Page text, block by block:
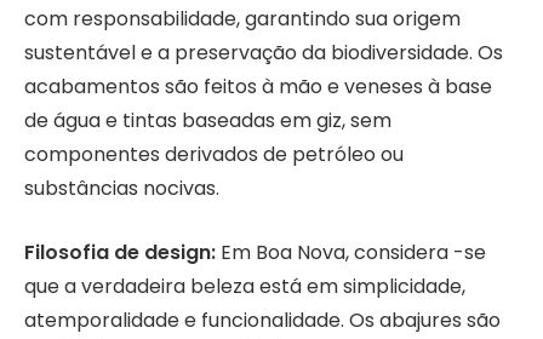
com responsabilidade, garantindo sua origem
sustentável e a preservação da biodiversidade. Os
acabamentos são feitos à mão e veneses à base
de água e tintas baseadas em giz, sem
componentes derivados de petróleo ou
substâncias nocivas.
Filosofia de design: Em Boa Nova, considera -se
que a verdadeira beleza está em simplicidade,
atemporalidade e funcionalidade. Os abajures são